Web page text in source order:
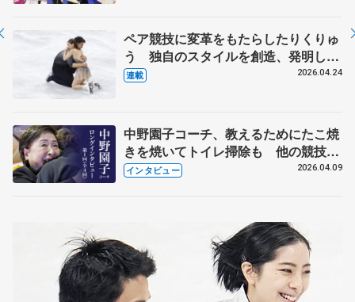
ペア競技に変革をもたらしたりくりゅ
う 独自のスタイルを創造、発明した
【引退発表後②】
連載 2026.04.24
中野園子コーチ、教えるためにたこ焼
きを焼いてトイレ掃除も 他の競技に
も通用するという坂本花織の筋肉
インタビュー 2026.04.09